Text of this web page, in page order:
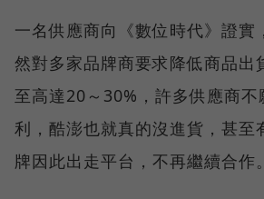
一名供應商向《數位時代》證實
然對多家品牌商要求降低商品出
至高達20～30%，許多供應商不
利，酷澎也就真的沒進貨，甚至
牌因此出走平台，不再繼續合作。